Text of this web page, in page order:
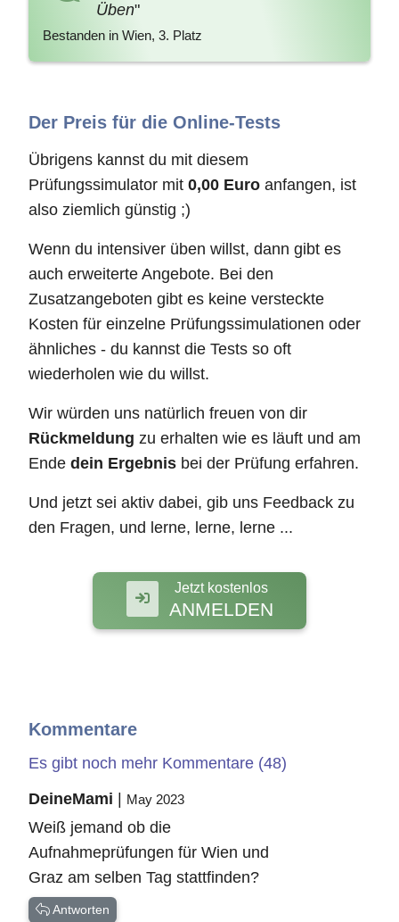
Üben"
Bestanden in Wien, 3. Platz
Der Preis für die Online-Tests
Übrigens kannst du mit diesem
Prüfungssimulator mit 0,00 Euro anfangen, ist
also ziemlich günstig ;)
Wenn du intensiver üben willst, dann gibt es
auch erweiterte Angebote. Bei den
Zusatzangeboten gibt es keine versteckte
Kosten für einzelne Prüfungssimulationen oder
ähnliches - du kannst die Tests so oft
wiederholen wie du willst.
Wir würden uns natürlich freuen von dir
Rückmeldung zu erhalten wie es läuft und am
Ende dein Ergebnis bei der Prüfung erfahren.
Und jetzt sei aktiv dabei, gib uns Feedback zu
den Fragen, und lerne, lerne, lerne ...
Jetzt kostenlos
ANMELDEN
Kommentare
Es gibt noch mehr Kommentare (48)
DeineMami
May 2023
Weiß jemand ob die
Aufnahmeprüfungen für Wien und
Graz am selben Tag stattfinden?
Antworten